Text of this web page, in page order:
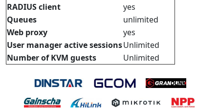
RADIUS client
yes
Queues
unlimited
Web proxy
yes
User manager active sessionsUnlimited
Number of KVM guests
Unlimited